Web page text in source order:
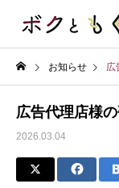
お知らせ 広
広告代理店様
2026.03.04